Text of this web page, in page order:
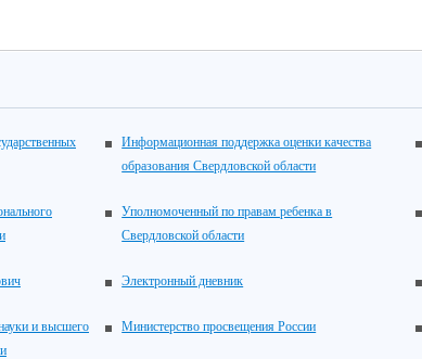
Информационная поддержка оценки качества
образования Свердловской области
Уполномоченный по правам ребенка в
Свердловской области
Электронный дневник
и высшего
Министерство просвещения России